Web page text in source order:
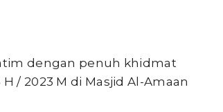
dengan penuh khidmat
/ 2023 M di Masjid Al-Amaan